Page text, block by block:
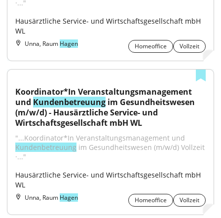
·..."
Hausärztliche Service- und Wirtschaftsgesellschaft mbH
WL
Unna, Raum Hagen Homeoffice Vollzeit
Koordinator*In Veranstaltungsmanagement
und Kundenbetreuung im Gesundheitswesen
(m/w/d) - Hausärztliche Service- und
Wirtschaftsgesellschaft mbH WL
Kundenbetreuung im Gesundheitswesen (m/w/d) Vollzeit
·..."
Hausärztliche Service- und Wirtschaftsgesellschaft mbH
WL
Unna, Raum Hagen Homeoffice Vollzeit